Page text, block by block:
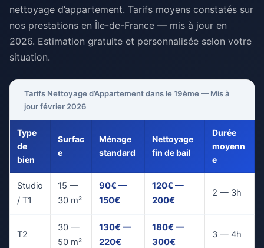
nettoyage d’appartement. Tarifs moyens constatés sur
nos prestations en Île-de-France — mis à jour en
2026. Estimation gratuite et personnalisée selon votre
situation.
Tarifs Nettoyage d’Appartement dans le 19ème — Mis à
jour février 2026
Type
de
bien
Surfac
e
Ménage
standard
Nettoyage
fin de bail
Durée
moyenn
e
Studio
/ T1
15 —
30 m²
90€ —
150€
120€ —
200€
2 — 3h
T2
30 —
50 m²
130€ —
220€
180€ —
300€
3 — 4h